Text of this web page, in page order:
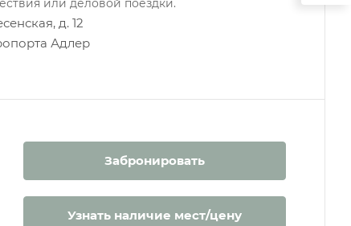
или деловой поездки.
д. 12
Адлер
Забронировать
Узнать наличие мест/цену